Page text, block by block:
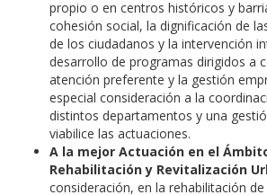
propio o en centros históricos y
cohesión social, la dignificación de
de los ciudadanos y la intervención
desarrollo de programas dirigidos a
atención preferente y la gestión
especial consideración a la
distintos departamentos y una
viabilice las actuaciones.
A la mejor Actuación en el
Rehabilitación y Revitalización
consideración, en la rehabilitación